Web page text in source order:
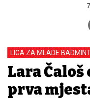
LIGA ZA MLADE
Lara
prva